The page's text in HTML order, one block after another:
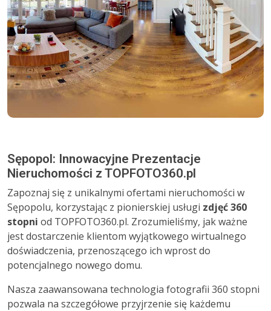
Sępopol: Innowacyjne Prezentacje
Nieruchomości z TOPFOTO360.pl
Zapoznaj się z unikalnymi ofertami nieruchomości w
Sępopolu, korzystając z pionierskiej usługi zdjęć 360
stopni od TOPFOTO360.pl. Zrozumieliśmy, jak ważne
jest dostarczenie klientom wyjątkowego wirtualnego
doświadczenia, przenoszącego ich wprost do
potencjalnego nowego domu.
Nasza zaawansowana technologia fotografii 360 stopni
pozwala na szczegółowe przyjrzenie się każdemu